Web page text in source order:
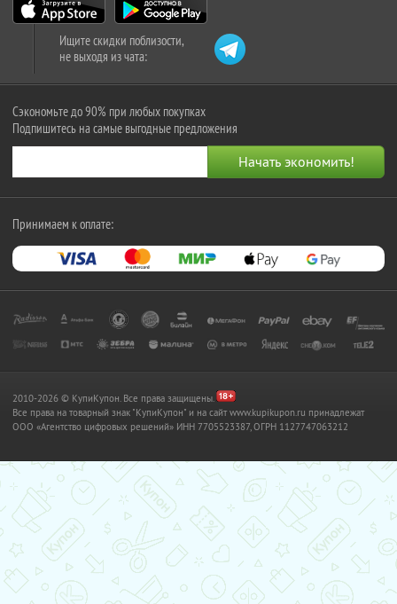
Ищите скидки поблизости,
не выходя из чата:
Сэкономьте до 90% при любых покупках
Подпишитесь на самые выгодные предложения
Принимаем к оплате:
2010-2026 © КупиКупон. Все права защищены.
Все права на товарный знак "КупиКупон" и на сайт www.kupikupon.ru принадлежат
OOO «Агентство цифровых решений» ИНН 7705523387, ОГРН 1127747063212